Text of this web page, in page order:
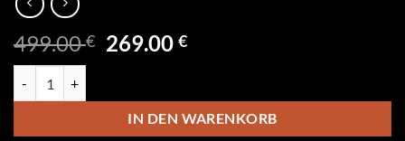
499.00€ Ursprünglicher
499.00 €
269.00€Aktueller
269.00 €.
IN DEN WARENKORB